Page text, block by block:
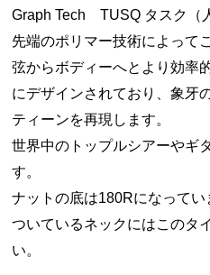
Graph Tech TUSQ タスク（
先端のポリマー技術によって
弦からボディーへとより効率
にデザインされており、象牙
ティーンを再現します。
世界中のトップルシアーやギ
す。
ナットの底は180Rになって
ついているネックにはこのタ
い。